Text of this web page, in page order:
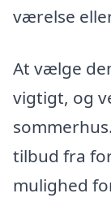
værelse
At vælge
vigtigt, og
tilbud fra
mulighed